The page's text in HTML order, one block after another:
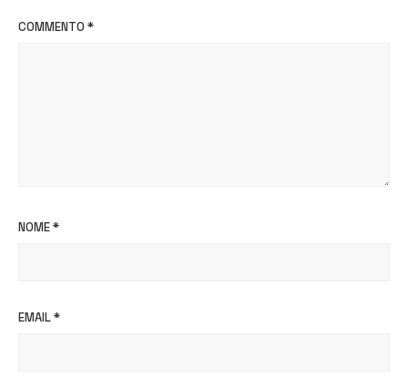
COMMENTO *
NOME*
EMAIL*